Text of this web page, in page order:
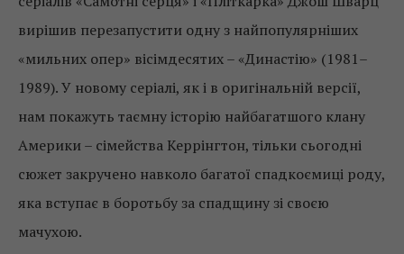
вирішив перезапустити одну з найпопулярніших
«мильних опер» вісімдесятих – «Династію» (1981–
1989). У новому серіалі, як і в оригінальній версії,
нам покажуть таємну історію найбагатшого клану
Америки – сімейства Керрінгтон, тільки сьогодні
сюжет закручено навколо багатої спадкоємиці роду,
яка вступає в боротьбу за спадщину зі своєю
мачухою.